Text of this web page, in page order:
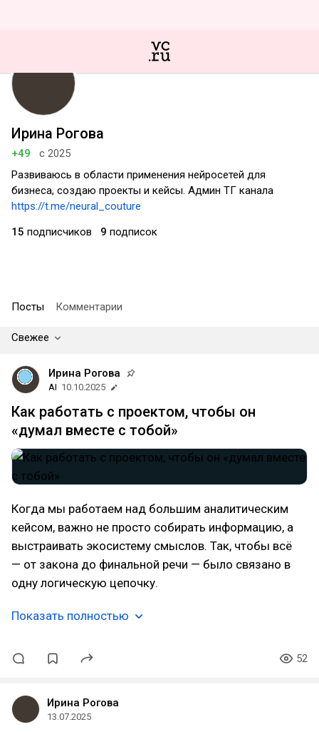
Ирина Рогова
+49
с 2025
Развиваюсь в области применения нейросетей для
бизнеса, создаю проекты и кейсы. Админ ТГ канала
https://t.me/neural_couture
15 подписчиков 9 подписок
Посты Комментарии
Свежее
Ирина Рогова
AI 10.10.2025
Как работать с проектом, чтобы он
«думал вместе с тобой»
Когда мы работаем над большим аналитическим
кейсом, важно не просто собирать информацию, а
выстраивать экосистему смыслов. Так, чтобы всё
— от закона до финальной речи — было связано в
одну логическую цепочку.
Показать полностью
52
Ирина Рогова
13.07.2025